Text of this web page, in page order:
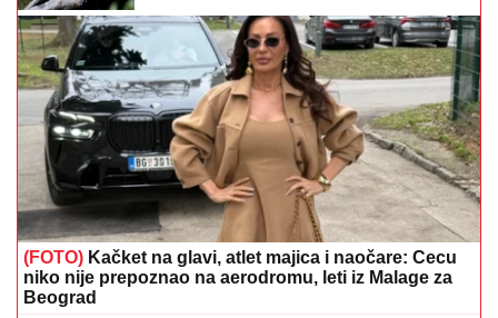
(FOTO) Kačket na glavi, atlet majica i naočare: Cecu
niko nije prepoznao na aerodromu, leti iz Malage za
Beograd